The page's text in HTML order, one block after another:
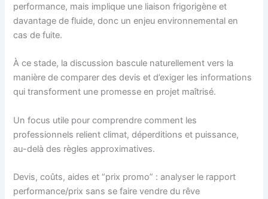
performance, mais implique une liaison frigorigène et
davantage de fluide, donc un enjeu environnemental en
cas de fuite.
À ce stade, la discussion bascule naturellement vers la
manière de comparer des devis et d’exiger les informations
qui transforment une promesse en projet maîtrisé.
Un focus utile pour comprendre comment les
professionnels relient climat, déperditions et puissance,
au-delà des règles approximatives.
Devis, coûts, aides et “prix promo” : analyser le rapport
performance/prix sans se faire vendre du rêve